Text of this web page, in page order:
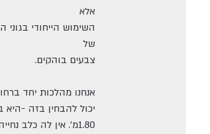
אלא
השימוש הייחודי
של
צבעים בוהקים.
אנחנו מהלכות יחד
יכול להבחין בזה -
1.80מ'. אין לה כלב